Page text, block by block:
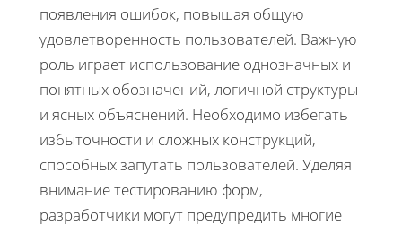
появления ошибок, повышая общую
удовлетворенность пользователей. Важную
роль играет использование однозначных и
понятных обозначений, логичной структуры
и ясных объяснений. Необходимо избегать
избыточности и сложных конструкций,
способных запутать пользователей. Уделяя
внимание тестированию форм,
разработчики могут предупредить многие